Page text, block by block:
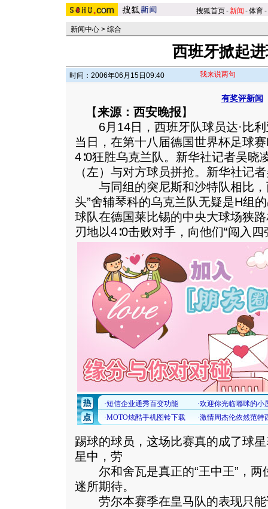
搜狐首页-新闻 -体育-
新闻中心 > 综合
西班牙掀起
时间：2006年06月15日09:40 我来说两句
有奖评新闻
【来源：西安晚报】
6月14日，西班牙队球员达·比利
当日，在第十八届德国世界杯足球
4∶0狂胜乌克兰队。新华社记者吴晓
（左）与对方球员拼抢。新华社记
与同组的突尼斯和沙特队相比，
头”舍辅琴科的乌克兰队无疑是H组
球队在德国莱比锡的中央大球场狭
刃地以4∶0击败对手，向他们“闯入
踢球的球员，这场比赛真的成了球
星中，劳
尔和舍瓦是真正的“王中王”，两
迷所期待。
劳尔本赛季在皇马队的表现只能